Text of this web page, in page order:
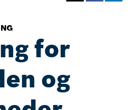
for
og